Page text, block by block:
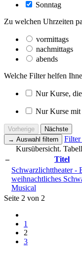
Sonntag
Zu welchen Uhrzeiten
vormittags
nachmittags
abends
Welche Filter helfen
Nur Kurse,
Nur Kurse mit
Vorherige
Nächste
→ Auswahl filtern
Filter
Kursübersicht.
–
Titel
Schwarzlichttheater -
weihnachtliches
Musical
Seite 2 von 2
1
2
3